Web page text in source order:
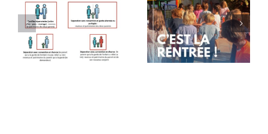
Rentrée
des
classes
Message
de rentrée